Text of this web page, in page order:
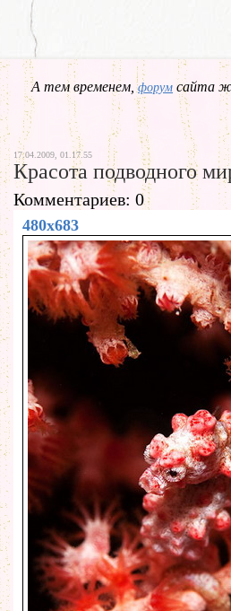
А тем временем,форум сайта
17.04.2009, 01.17.55
Красота подводного
Комментариев: 0
480x683